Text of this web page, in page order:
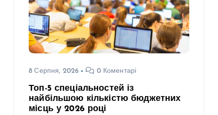
8 Серпня, 2026 0 Коментарі
Топ-5 спеціальностей із
найбільшою кількістю бюджетних
місць у 2026 році